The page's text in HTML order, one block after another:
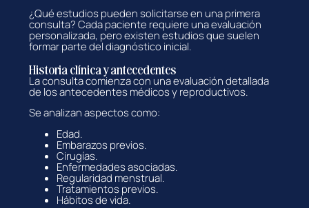
¿Qué estudios pueden solicitarse en una primera
consulta? Cada paciente requiere una evaluación
personalizada, pero existen estudios que suelen
formar parte del diagnóstico inicial.
Historia clínica y antecedentes
La consulta comienza con una evaluación detallada
de los antecedentes médicos y reproductivos.
Se analizan aspectos como:
Edad.
Embarazos previos.
Cirugías.
Enfermedades asociadas.
Regularidad menstrual.
Tratamientos previos.
Hábitos de vida.